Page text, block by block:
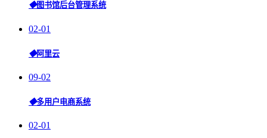
◆图书馆后台管理系统
02-01
◆阿里云
09-02
◆多用户电商系统
02-01